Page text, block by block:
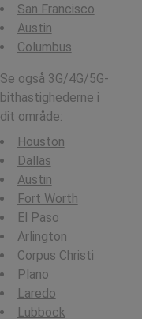
San Francisco
Austin
Columbus
Se også 3G/4G/5G-
bithastighederne i
dit område:
Houston
Dallas
Austin
Fort Worth
El Paso
Arlington
Corpus Christi
Plano
Laredo
Lubbock